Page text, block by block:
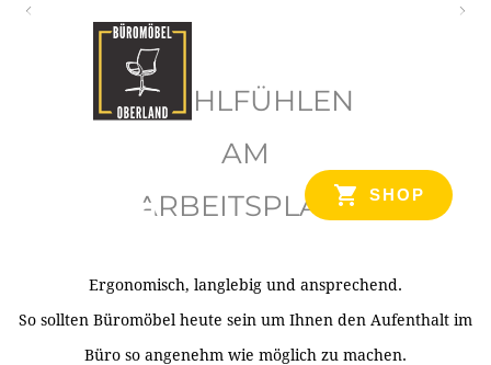
SHOP
WOHLFÜHLEN
AM
ARBEITSPLATZ
Ergonomisch, langlebig und ansprechend.
So sollten Büromöbel heute sein um Ihnen den Aufenthalt im
Büro so angenehm wie möglich zu machen.